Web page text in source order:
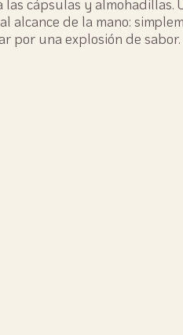
las cápsulas y almohadillas.
alcance de la mano:
por una explosión de sabor.